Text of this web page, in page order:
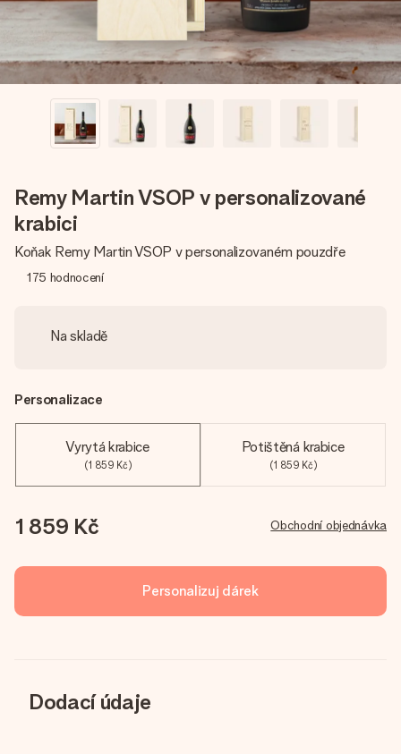
Remy Martin VSOP v personalizované
krabici
Koňak Remy Martin VSOP v personalizovaném pouzdře
175 hodnocení
Na skladě
Personalizace
Vyrytá krabice
(1 859 Kč)
Potištěná krabice
(1 859 Kč)
1 859 Kč Obchodní objednávka
Personalizuj dárek
Dodací údaje